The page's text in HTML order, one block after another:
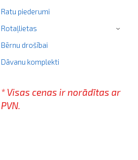
Ratu piederumi
Rotaļlietas
›
Bērnu drošībai
Dāvanu komplekti
* Visas cenas ir norādītas ar
PVN.